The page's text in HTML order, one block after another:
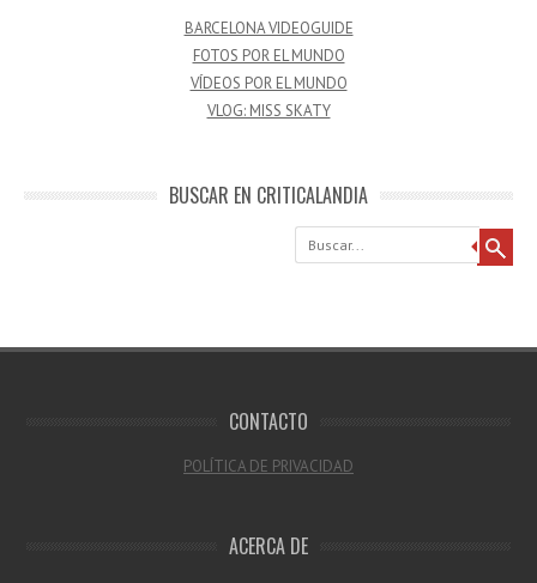
BARCELONA VIDEOGUIDE
FOTOS POR EL MUNDO
VÍDEOS POR EL MUNDO
VLOG: MISS SKATY
BUSCAR EN CRITICALANDIA
Buscar
CONTACTO
POLÍTICA DE PRIVACIDAD
ACERCA DE